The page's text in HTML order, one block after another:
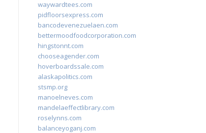
waywardtees.com
pidfloorsexpress.com
bancodevenezuelaen.com
bettermoodfoodcorporation.com
hingstonnt.com
chooseagender.com
hoverboardssale.com
alaskapolitics.com
stsmp.org
manoelneves.com
mandelaeffectlibrary.com
roselynns.com
balanceyoganj.com